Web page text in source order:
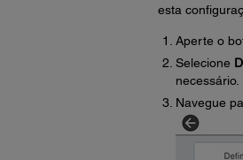
esta
Aperte o
Selecione
necessário.
Navegue